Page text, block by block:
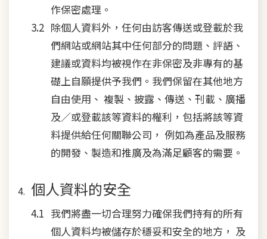
作保密處理。
除個人資料外，任何由訪客傳送或登載於我
們網站或網站其中任何部分的問題、評語、
建議或資料均被視作在非保密及非專有的基
礎上自願提供予我們。我們保留在其他地方
自由使用、 複製、披露、傳送、刊載、廣播
及／或登載該等資料的權利，包括將該等資
料提供給任何關聯公司， 例如為產品及服務
的開發、製造和推廣及為滿足顧客的需要。
個人資料的安全
我們將盡一切合理努力確保我們持有的所有
個人資料均被儲存於穩妥和安全的地方， 及